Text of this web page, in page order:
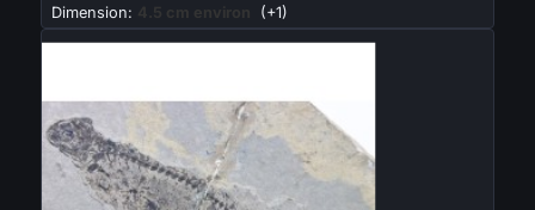
Dimension:
4.5 cm environ (+1)
Vendu